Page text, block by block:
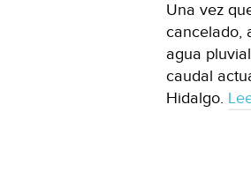
Una vez
cancelado,
agua
caudal
Hidalgo.